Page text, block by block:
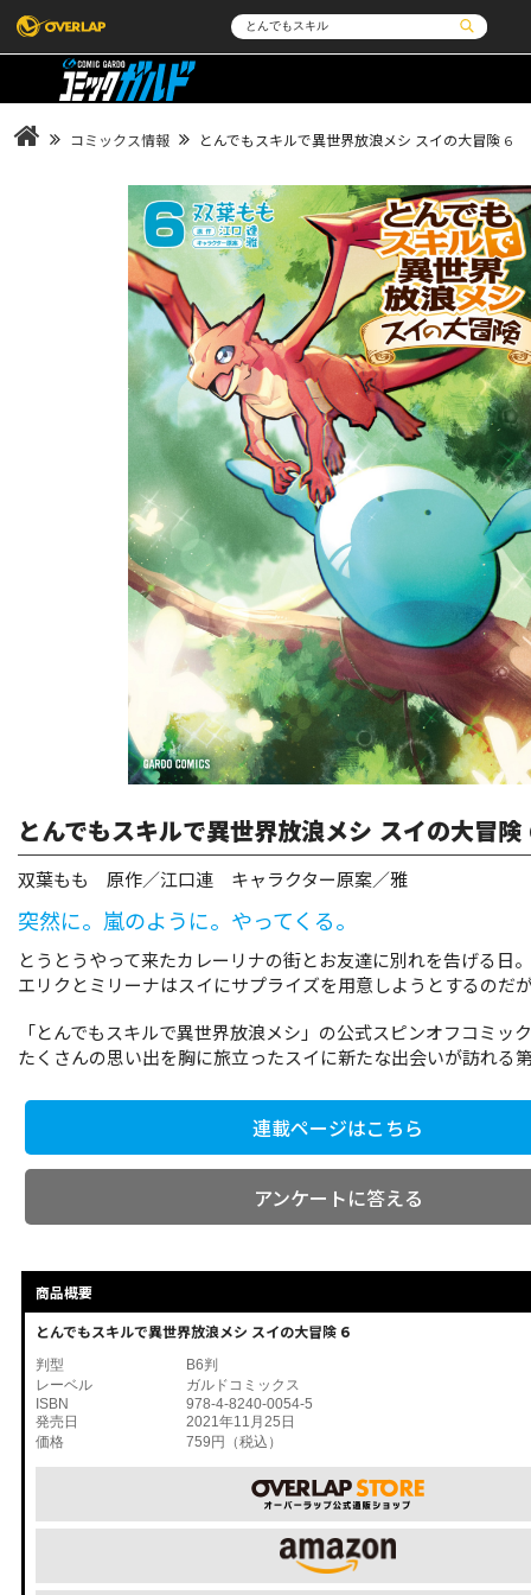
コミック
LiQulle
ライトノベル
ノベルス
ノベルスf
ポケットモンスター
オーバーラップ広報室
企業
会社概要
採用情報
アクセス
オーバーラップホールディングス
お問い合わせは
オーバーラップ文庫 オーバーラップノベルス
オーバーラップノベルスf ロサージュノベルス
コミックガルド コミッククリエ
リキューレ コミックパルフェ
コミックエッセイ
閉じる
コミックス情報 とんでもスキルで異世界放浪メシ スイの大冒険 6
とんでもスキルで異世界放浪メシ スイの大冒険
双葉もも 原作／江口連 キャラクター原案／雅
突然に。嵐のように。やってくる。
とうとうやって来たカレーリナの街とお友達に別れを告げる日。
エリクとミリーナはスイにサプライズを用意しようとするのだ
「とんでもスキルで異世界放浪メシ」の公式スピンオフコミック
たくさんの思い出を胸に旅立ったスイに新たな出会いが訪れる
連載ページはこちら
アンケートに答える
商品概要
とんでもスキルで異世界放浪メシ スイの大冒険 6
判型
B6判
レーベル
ガルドコミックス
ISBN
978-4-8240-0054-5
発売日
2021年11月25日
価格
759円（税込）